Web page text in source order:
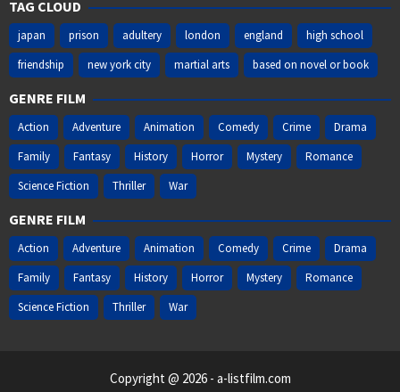
TAG CLOUD
japan prison adultery london england
high school
friendship
new york city martial arts based on novel or book
GENRE FILM
Action Adventure Animation Comedy Crime
Drama
Family
Fantasy History Horror Mystery
Romance
Science Fiction
Thriller War
GENRE FILM
Action Adventure Animation Comedy Crime
Drama
Family
Fantasy History Horror Mystery
Romance
Science Fiction
Thriller War
Copyright @ 2026 - a-listfilm.com